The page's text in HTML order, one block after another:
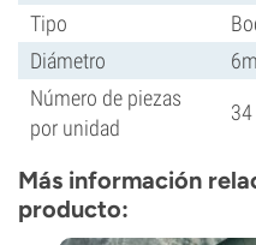
Tipo
Diámetro
Número de piezas
por unidad
34
Más información
producto: